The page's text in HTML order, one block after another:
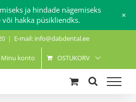
| E-mail: info@dabdental.ee
Minu konto OSTUKORV
ja hindade nägemiseks
või hakka püsikliendks.
+